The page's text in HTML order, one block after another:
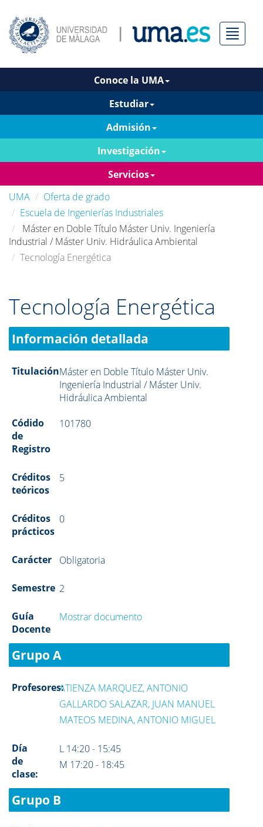
Menú
Conoce la UMA
Estudiar
Admisión
Investigación
Servicios
UMA
Oferta de grado
Escuela de Ingenierías Industriales
Máster en Doble Título Máster Univ. Ingeniería
Industrial / Máster Univ. Hidráulica Ambiental
Tecnología Energética
Tecnología Energética
Información detallada
TitulaciónMáster en Doble Título Máster Univ.
Ingeniería Industrial / Máster Univ.
Hidráulica Ambiental
Códido
de
Registro
101780
Créditos
teóricos
5
Créditos
prácticos
0
Carácter Obligatoria
Semestre 2
Guía
Docente
Mostrar documento
Grupo A
Profesores:ATIENZA MARQUEZ, ANTONIO
GALLARDO SALAZAR, JUAN MANUEL
MATEOS MEDINA, ANTONIO MIGUEL
Día
de
clase:
L 14:20 - 15:45
M 17:20 - 18:45
Grupo B